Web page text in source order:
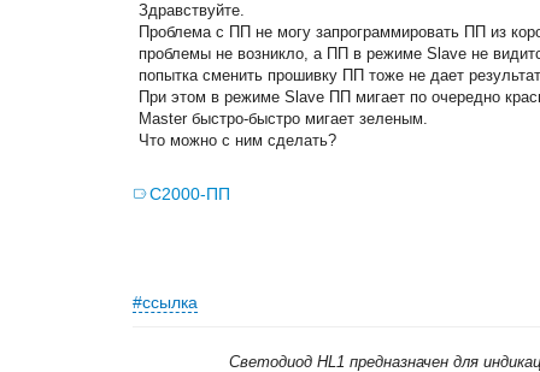
Здравствуйте.
Проблема с ПП не могу запрограммировать ПП из
проблемы не возникло, а ПП в режиме Slave не
попытка сменить прошивку ПП тоже не дает
При этом в режиме Slave ПП мигает по очередно
Master быстро-быстро мигает зеленым.
Что можно с ним сделать?
С2000-ПП
#ссылка
Светодиод HL1 предназначен для